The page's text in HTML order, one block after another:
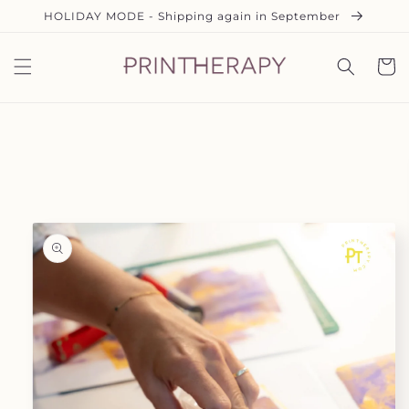
Skip to
HOLIDAY MODE - Shipping again in September
Cart